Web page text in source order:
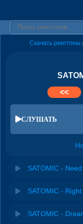
Скачать рингтоны /
<<
СЛУШАТЬ
SATOMIC - Need
SATOMIC -
SATOMIC -